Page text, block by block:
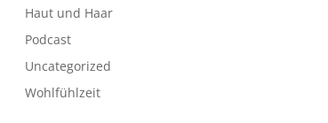
Haut und Haar
Podcast
Uncategorized
Wohlfühlzeit